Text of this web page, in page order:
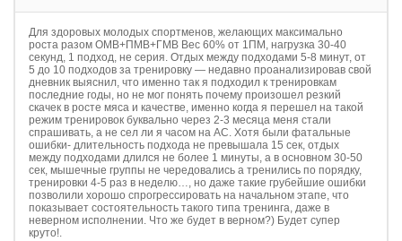
Для здоровых молодых спортменов, желающих максимально
роста разом ОМВ+ПМВ+ГМВ Вес 60% от 1ПМ, нагрузка 30-40
секунд, 1 подход, не серия. Отдых между подходами 5-8 минут, от
5 до 10 подходов за тренировку — недавно проанализировав свой
дневник выяснил, что именно так я подходил к тренировкам
последние годы, но не мог понять почему произошел резкий
скачек в росте мяса и качестве, именно когда я перешел на такой
режим тренировок буквально через 2-3 месяца меня стали
спрашивать, а не сел ли я часом на АС. Хотя были фатальные
ошибки- длительность подхода не превышала 15 сек, отдых
между подходами длился не более 1 минуты, а в основном 30-50
сек, мышечные группы не чередовались а тренились по порядку,
тренировки 4-5 раз в неделю…, но даже такие грубейшие ошибки
позволили хорошо спрогрессировать на начальном этапе, что
показывает состоятельность такого типа тренинга, даже в
неверном исполнении. Что же будет в верном?) Будет супер
круто!.